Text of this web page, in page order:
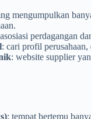
mengumpulkan
perdagangan
: cari profil
: website supplier
: tempat bertemu